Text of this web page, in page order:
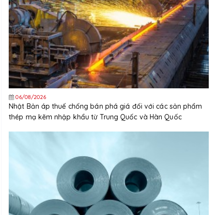
06/08/2026
Nhật Bản áp thuế chống bán phá giá đối với các sản phẩm
thép mạ kẽm nhập khẩu từ Trung Quốc và Hàn Quốc